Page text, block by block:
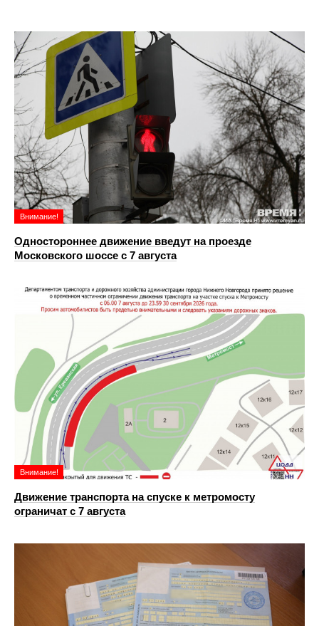
Внимание!
Одностороннее движение введут на проезде
Московского шоссе с 7 августа
Внимание!
Движение транспорта на спуске к метромосту
ограничат с 7 августа